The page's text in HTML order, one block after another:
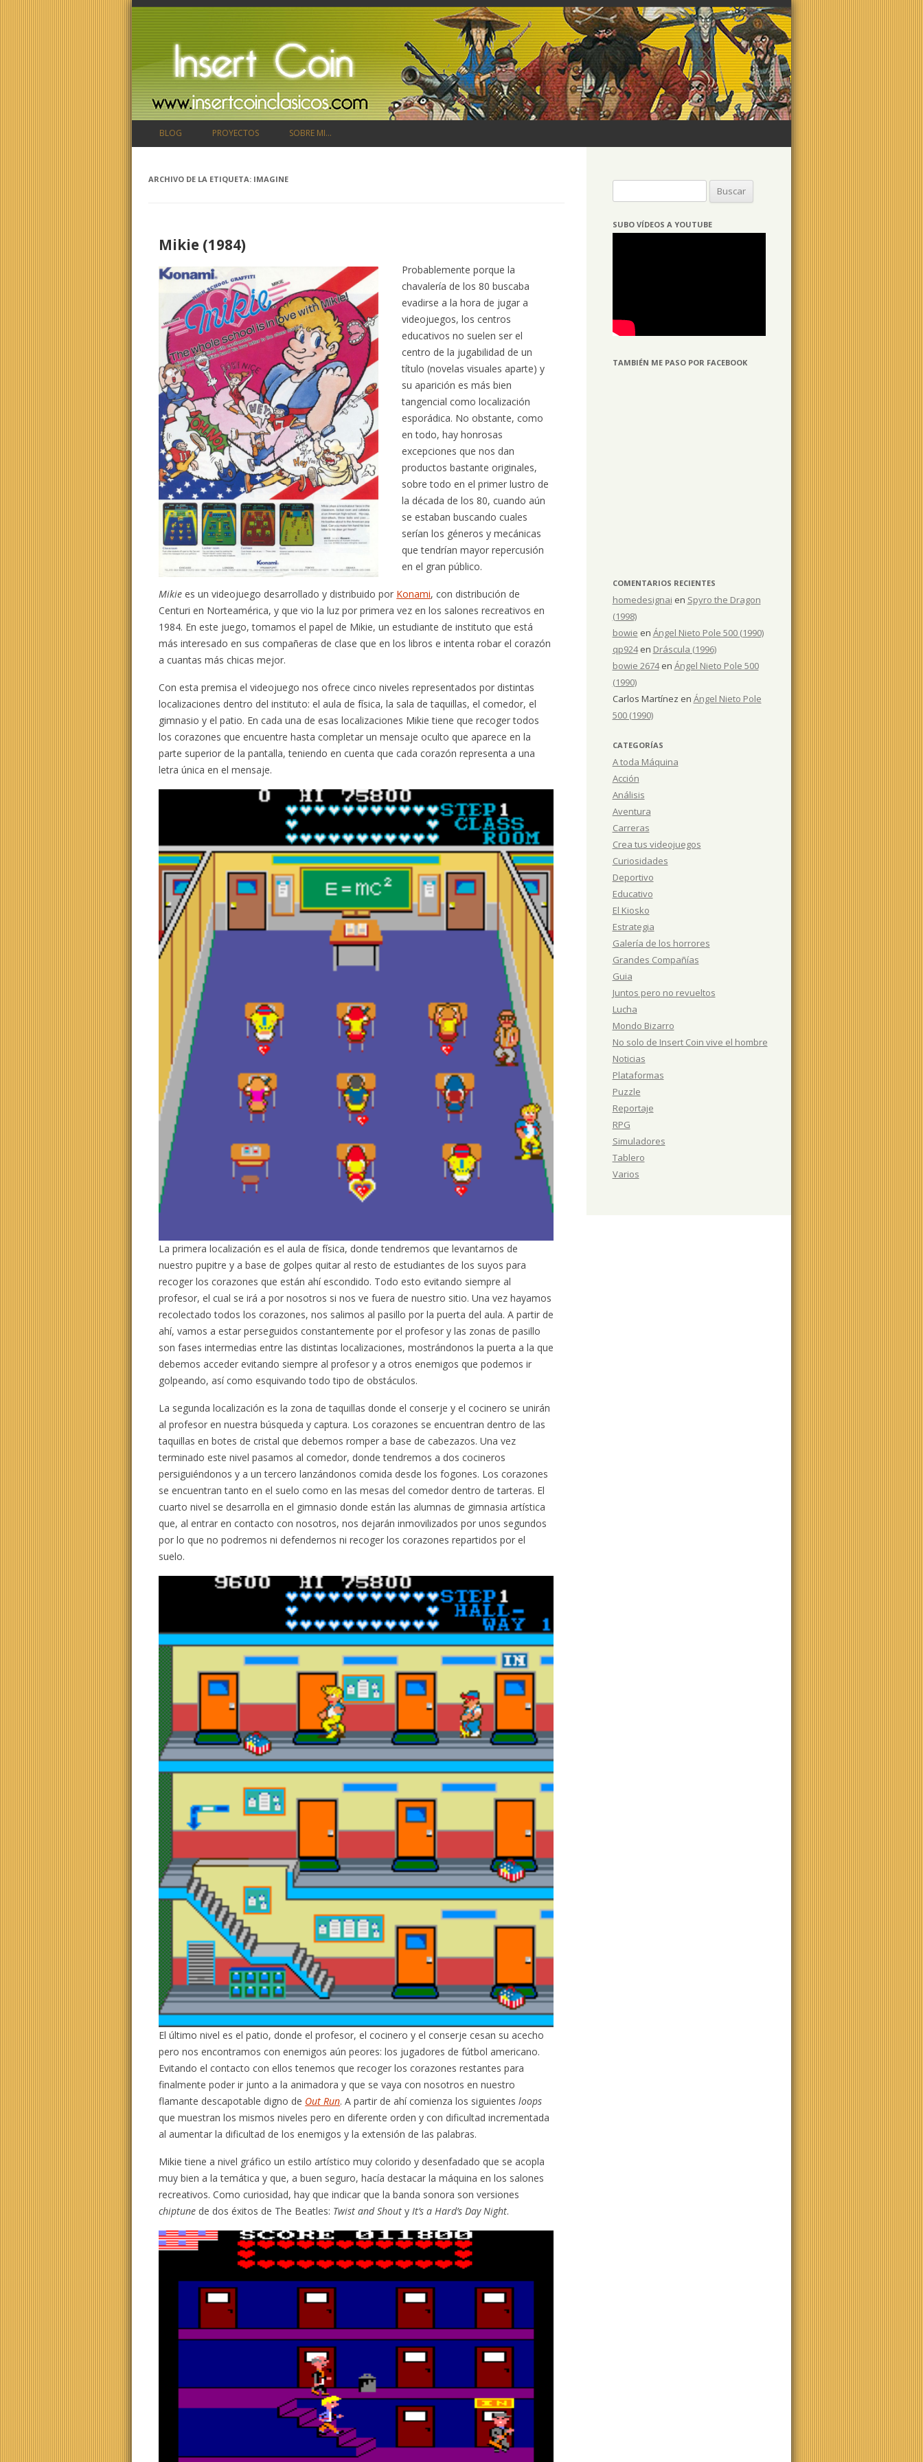
BLOG PROYECTOS SOBRE MI…
ARCHIVO DE LA ETIQUETA: IMAGINE
Mikie (1984)
Probablemente porque la
chavalería de los 80 buscaba
evadirse a la hora de jugar a
videojuegos, los centros
educativos no suelen ser el
centro de la jugabilidad de un
título (novelas visuales aparte) y
su aparición es más bien
tangencial como localización
esporádica. No obstante, como
en todo, hay honrosas
excepciones que nos dan
productos bastante originales,
sobre todo en el primer lustro de
la década de los 80, cuando aún
se estaban buscando cuales
serían los géneros y mecánicas
que tendrían mayor repercusión
en el gran público.
Mikie es un videojuego desarrollado y distribuido por Konami, con distribución de
Centuri en Norteamérica, y que vio la luz por primera vez en los salones recreativos en
1984. En este juego, tomamos el papel de Mikie, un estudiante de instituto que está
más interesado en sus compañeras de clase que en los libros e intenta robar el corazón
a cuantas más chicas mejor.
Con esta premisa el videojuego nos ofrece cinco niveles representados por distintas
localizaciones dentro del instituto: el aula de física, la sala de taquillas, el comedor, el
gimnasio y el patio. En cada una de esas localizaciones Mikie tiene que recoger todos
los corazones que encuentre hasta completar un mensaje oculto que aparece en la
parte superior de la pantalla, teniendo en cuenta que cada corazón representa a una
letra única en el mensaje.
La primera localización es el aula de física, donde tendremos que levantarnos de
nuestro pupitre y a base de golpes quitar al resto de estudiantes de los suyos para
recoger los corazones que están ahí escondido. Todo esto evitando siempre al
profesor, el cual se irá a por nosotros si nos ve fuera de nuestro sitio. Una vez hayamos
recolectado todos los corazones, nos salimos al pasillo por la puerta del aula. A partir de
ahí, vamos a estar perseguidos constantemente por el profesor y las zonas de pasillo
son fases intermedias entre las distintas localizaciones, mostrándonos la puerta a la que
debemos acceder evitando siempre al profesor y a otros enemigos que podemos ir
golpeando, así como esquivando todo tipo de obstáculos.
La segunda localización es la zona de taquillas donde el conserje y el cocinero se unirán
al profesor en nuestra búsqueda y captura. Los corazones se encuentran dentro de las
taquillas en botes de cristal que debemos romper a base de cabezazos. Una vez
terminado este nivel pasamos al comedor, donde tendremos a dos cocineros
persiguiéndonos y a un tercero lanzándonos comida desde los fogones. Los corazones
se encuentran tanto en el suelo como en las mesas del comedor dentro de tarteras. El
cuarto nivel se desarrolla en el gimnasio donde están las alumnas de gimnasia artística
que, al entrar en contacto con nosotros, nos dejarán inmovilizados por unos segundos
por lo que no podremos ni defendernos ni recoger los corazones repartidos por el
suelo.
El último nivel es el patio, donde el profesor, el cocinero y el conserje cesan su acecho
pero nos encontramos con enemigos aún peores: los jugadores de fútbol americano.
Evitando el contacto con ellos tenemos que recoger los corazones restantes para
finalmente poder ir junto a la animadora y que se vaya con nosotros en nuestro
flamante descapotable digno de Out Run. A partir de ahí comienza los siguientesloops
que muestran los mismos niveles pero en diferente orden y con dificultad incrementada
al aumentar la dificultad de los enemigos y la extensión de las palabras.
Mikie tiene a nivel gráfico un estilo artístico muy colorido y desenfadado que se acopla
muy bien a la temática y que, a buen seguro, hacía destacar la máquina en los salones
recreativos. Como curiosidad, hay que indicar que la banda sonora son versiones
chiptune de dos éxitos de The Beatles: Twist and Shout y It’s a Hard’s Day Night.
SUBO VÍDEOS A YOUTUBE
TAMBIÉN ME PASO POR FACEBOOK
COMENTARIOS RECIENTES
homedesignai en Spyro the Dragon
(1998)
bowie en Ángel Nieto Pole 500 (1990)
qp924en Dráscula (1996)
bowie 2674en Ángel Nieto Pole 500
(1990)
Carlos Martínez en Ángel Nieto Pole
500 (1990)
CATEGORÍAS
A toda Máquina
Acción
Análisis
Aventura
Carreras
Crea tus videojuegos
Curiosidades
Deportivo
Educativo
El Kiosko
Estrategia
Galería de los horrores
Grandes Compañías
Guia
Juntos pero no revueltos
Lucha
Mondo Bizarro
No solo de Insert Coin vive el hombre
Noticias
Plataformas
Puzzle
Reportaje
RPG
Simuladores
Tablero
Varios